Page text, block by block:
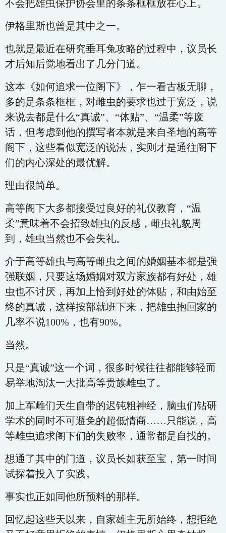
不会把雄虫保护协会里的条条框框放在心上。
伊格里斯也曾是其中之一。
也就是最近在研究垂耳兔攻略的过程中，议员长
才后知后觉地看出了几分门道。
这本《如何追求一位阁下》，乍一看古板无聊，
多的是条条框框，对雌虫的要求也过于宽泛，说
来说去都是什么“真诚”、“体贴”、“温柔”等废
话，但考虑到他的撰写者本就是来自圣地的高等
阁下，这些看似宽泛的说法，实则才是通往阁下
们的内心深处的最优解。
理由很简单。
高等阁下大多都接受过良好的礼仪教育，“温
柔”意味着不会招致雄虫的反感，雌虫礼貌周
到，雄虫当然也不会失礼。
介于高等雄虫与高等雌虫之间的婚姻基本都是强
强联姻，只要这场婚姻对双方家族都有好处，雄
虫也不讨厌，再加上恰到好处的体贴，和由始至
终的真诚，这样按部就班下来，把雄虫抱回家的
几率不说100%，也有90%。
当然。
只是“真诚”这一个词，很多时候往往都能够轻而
易举地淘汰一大批高等贵族雌虫了。
加上军雌们天生自带的迟钝粗神经，脑虫们钻研
学术的同时不可避免的超低情商……只能说，高
等雌虫追求阁下们的失败率，通常都是自找的。
想通了其中的门道，议员长如获至宝，第一时间
试探着投入了实践。
事实也正如同他所预料的那样。
回忆起这些天以来，自家雄主无所始终，想拒绝